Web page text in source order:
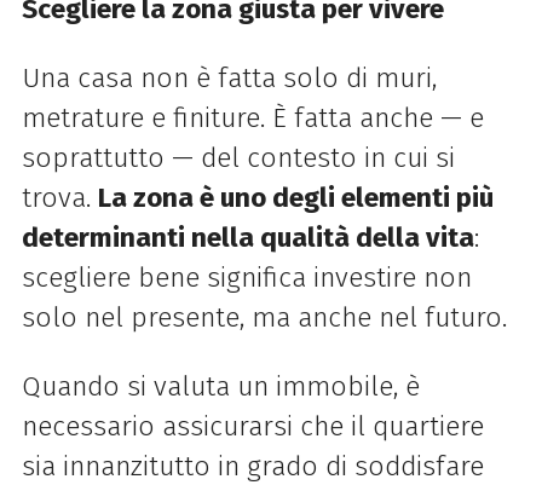
Scegliere la zona giusta per vivere
Una casa non è fatta solo di muri,
metrature e finiture. È fatta anche — e
soprattutto — del contesto in cui si
trova. La zona è uno degli elementi più
determinanti nella qualità della vita:
scegliere bene significa investire non
solo nel presente, ma anche nel futuro.
Quando si valuta un immobile, è
necessario assicurarsi che il quartiere
sia innanzitutto in grado di soddisfare